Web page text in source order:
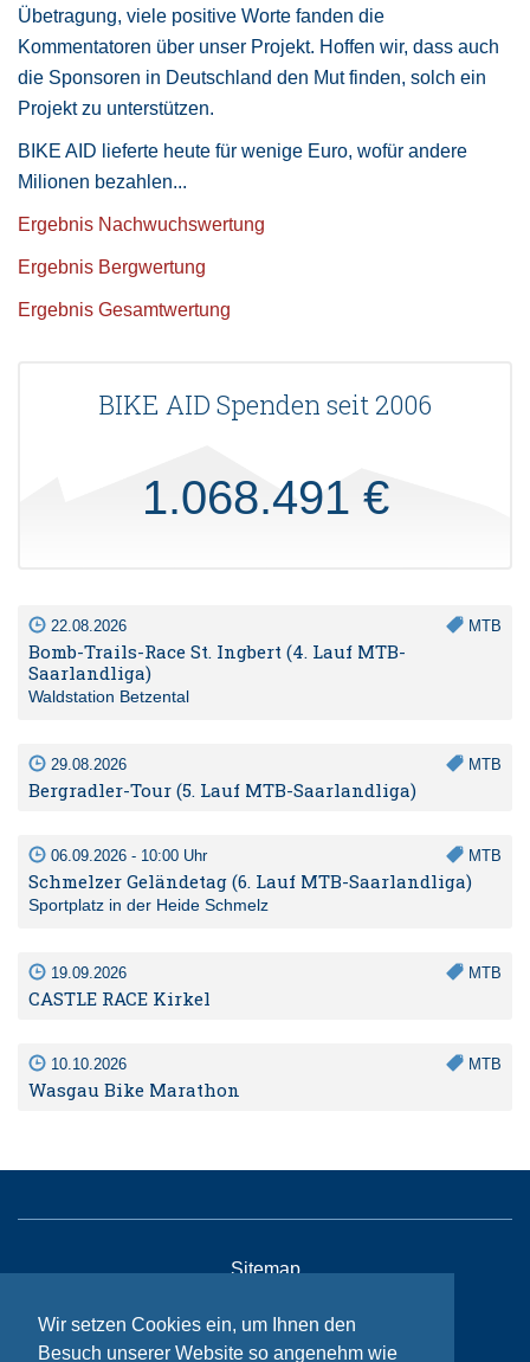
Wir setzen Cookies ein, um Ihnen den
Besuch unserer Website so angenehm wie
Übetragung, viele positive Worte fanden die
Kommentatoren über unser Projekt. Hoffen wir, dass auch
die Sponsoren in Deutschland den Mut finden, solch ein
Projekt zu unterstützen.
BIKE AID lieferte heute für wenige Euro, wofür andere
Milionen bezahlen...
Ergebnis Nachwuchswertung
Ergebnis Bergwertung
Ergebnis Gesamtwertung
BIKE AID Spenden seit 2006
1.068.491 €
22.08.2026 MTB
Bomb-Trails-Race St. Ingbert (4. Lauf MTB-
Saarlandliga)
Waldstation Betzental
29.08.2026 MTB
Bergradler-Tour (5. Lauf MTB-Saarlandliga)
06.09.2026 - 10:00 Uhr MTB
Schmelzer Geländetag (6. Lauf MTB-Saarlandliga)
Sportplatz in der Heide Schmelz
19.09.2026 MTB
CASTLE RACE Kirkel
10.10.2026 MTB
Wasgau Bike Marathon
Sitemap
Impressum